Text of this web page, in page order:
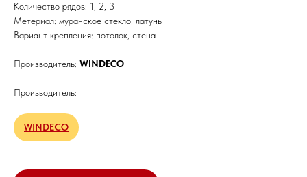
Количество рядов: 1, 2, 3
Метериал: муранское стекло, латунь
Вариант крепления: потолок, стена
Производитель: WINDECO
Производитель:
WINDECO